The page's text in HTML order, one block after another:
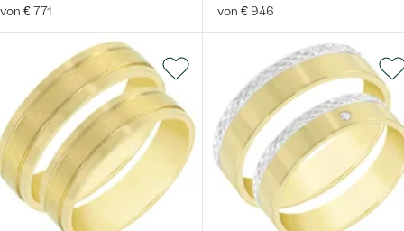
von € 771 von € 946